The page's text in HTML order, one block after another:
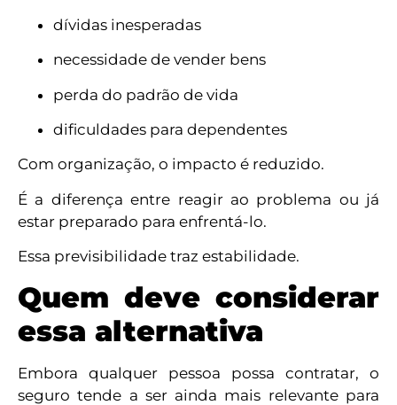
dívidas inesperadas
necessidade de vender bens
perda do padrão de vida
dificuldades para dependentes
Com organização, o impacto é reduzido.
É a diferença entre reagir ao problema ou já
estar preparado para enfrentá-lo.
Essa previsibilidade traz estabilidade.
Quem deve considerar
essa alternativa
Embora qualquer pessoa possa contratar, o
seguro tende a ser ainda mais relevante para